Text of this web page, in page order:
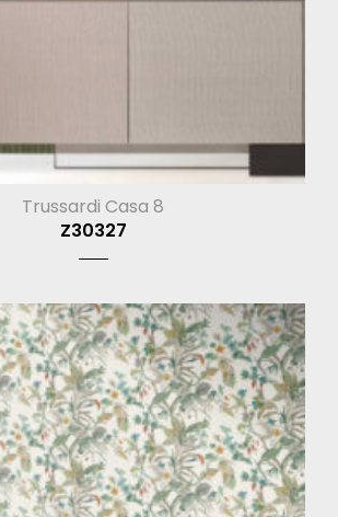
Trussardi Casa 8
Z30327